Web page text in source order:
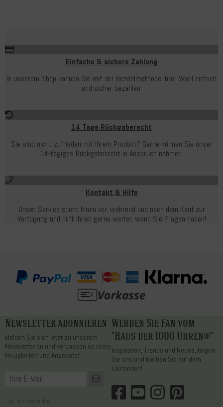
Einfache & sichere Zahlung
In unserem Shop können Sie mit der Bezahlmethode Ihrer Wahl einfach
und sicher bezahlen.
14 Tage Rückgaberecht
Sie sind nicht zufrieden mit Ihrem Produkt? Gerne können Sie unser
14-tägiges Rückgaberecht in Anspruch nehmen.
Kontakt & Hilfe
Unser Service steht Ihnen vor, während und nach dem Kauf zur
Verfügung und hilft Ihnen gerne weiter, wenn Sie Fragen haben!
Newsletter abonnieren
Melden Sie sich jetzt zu unserem
Newsletter an und verpassen so keine
Neuigkeiten und Angebote!
Ja, ich habe die
Werden Sie Fan vom
"Haus der 1000 Uhren®"
Inspiration, Trends und Neues, folgen
Sie uns und bleiben Sie auf dem
Laufenden!